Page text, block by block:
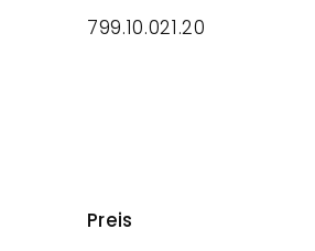
799.10.021.20
Preis